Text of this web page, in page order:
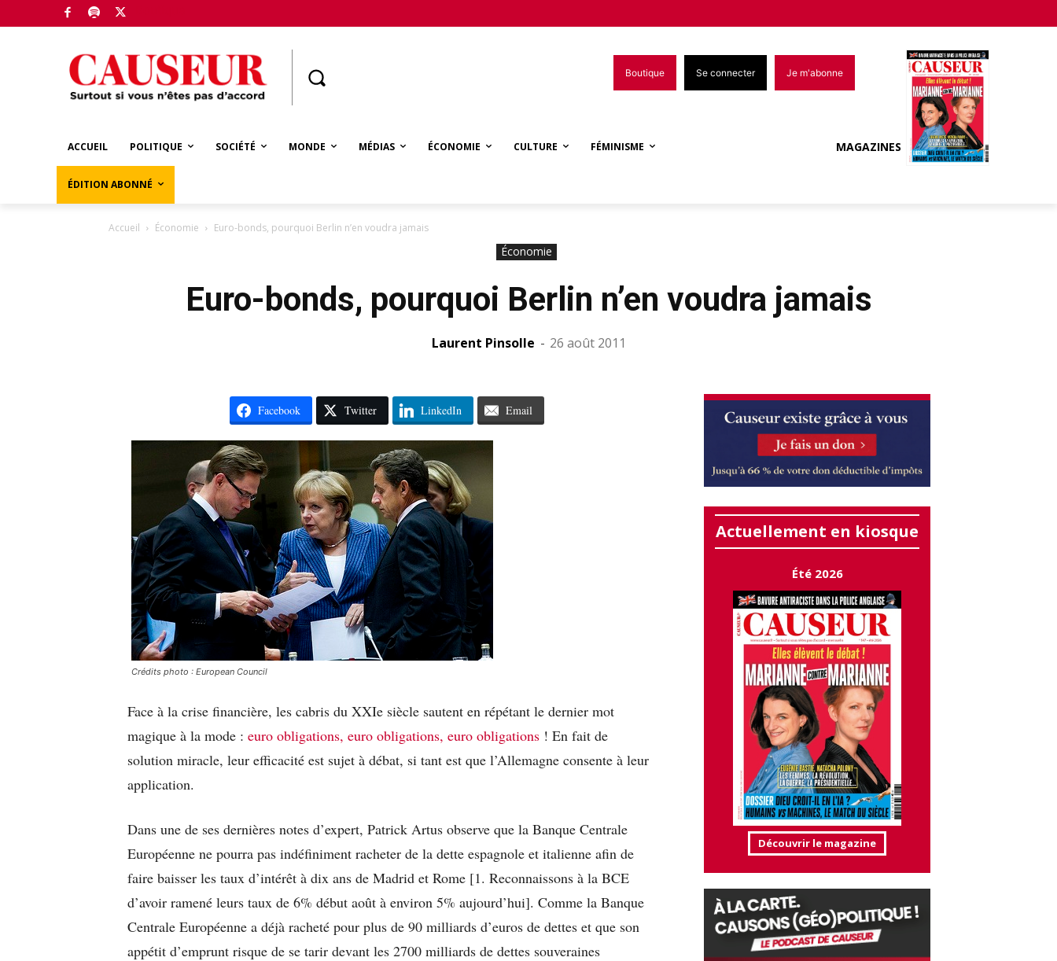
Boutique Se connecter Je m'abonne
ACCUEIL POLITIQUE SOCIÉTÉ MONDE MÉDIAS ÉCONOMIE CULTURE FÉMINISME
ÉDITION ABONNÉ
MAGAZINES
Accueil Économie Euro-bonds, pourquoi Berlin n’en voudra jamais
Économie
Euro-bonds, pourquoi Berlin n’en voudra jamais
Laurent Pinsolle - 26 août 2011
Facebook Twitter LinkedIn Email
Crédits photo : European Council
Face à la crise financière, les cabris du XXIe siècle sautent en répétant le dernier mot
magique à la mode : euro obligations, euro obligations, euro obligations ! En fait de
solution miracle, leur efficacité est sujet à débat, si tant est que l’Allemagne consente à leur
application.
Dans une de ses dernières notes d’expert, Patrick Artus observe que la Banque Centrale
Européenne ne pourra pas indéfiniment racheter de la dette espagnole et italienne afin de
faire baisser les taux d’intérêt à dix ans de Madrid et Rome [1. Reconnaissons à la BCE
d’avoir ramené leurs taux de 6% début août à environ 5% aujourd’hui]. Comme la Banque
Centrale Européenne a déjà racheté pour plus de 90 milliards d’euros de dettes et que son
appétit d’emprunt risque de se tarir devant les 2700 milliards de dettes souveraines
Actuellement en kiosque
Été 2026
Découvrir le magazine